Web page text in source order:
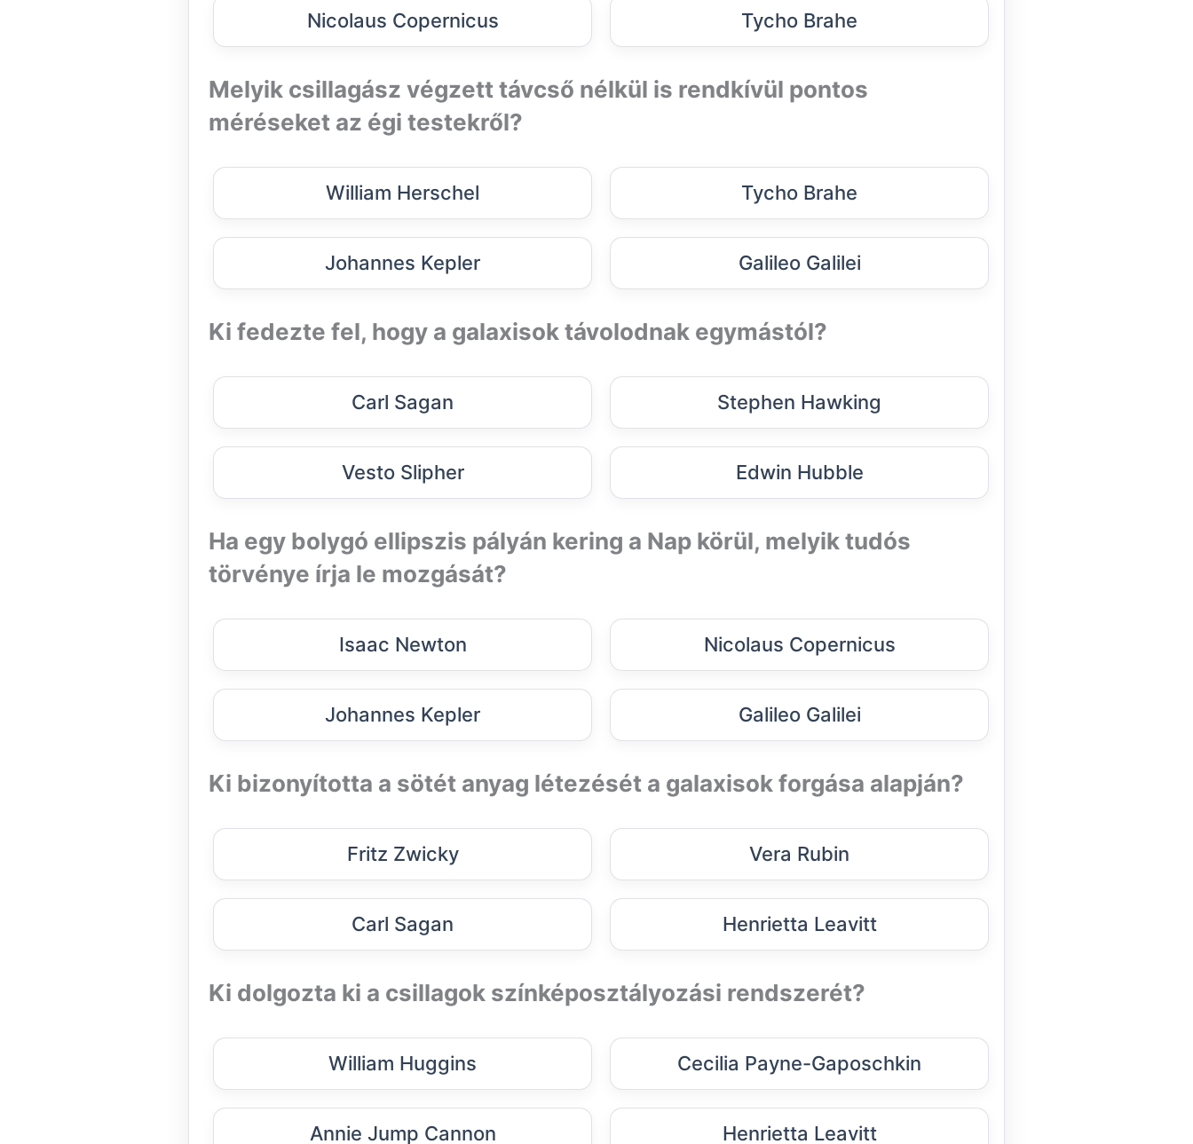
Nicolaus Copernicus Tycho Brahe
Melyik csillagász végzett távcső nélkül is rendkívül pontos
méréseket az égi testekről?
William Herschel Tycho Brahe
Johannes Kepler Galileo Galilei
Ki fedezte fel, hogy a galaxisok távolodnak egymástól?
Carl Sagan Stephen Hawking
Vesto Slipher Edwin Hubble
Ha egy bolygó ellipszis pályán kering a Nap körül, melyik tudós
törvénye írja le mozgását?
Isaac Newton Nicolaus Copernicus
Johannes Kepler Galileo Galilei
Ki bizonyította a sötét anyag létezését a galaxisok forgása alapján?
Fritz Zwicky Vera Rubin
Carl Sagan Henrietta Leavitt
Ki dolgozta ki a csillagok színképosztályozási rendszerét?
William Huggins Cecilia Payne-Gaposchkin
Annie Jump Cannon Henrietta Leavitt